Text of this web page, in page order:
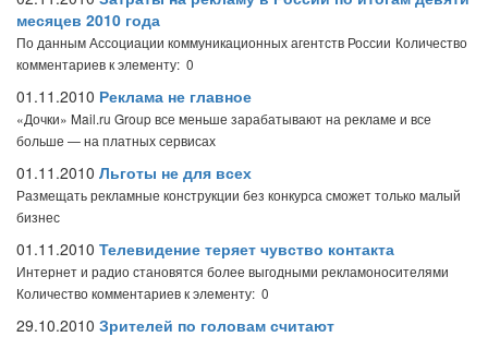
месяцев 2010 года
По данным Ассоциации коммуникационных агентств России Количество
комментариев к элементу: 0
01.11.2010 Реклама не главное
«Дочки» Mail.ru Group все меньше зарабатывают на рекламе и все
больше — на платных сервисах
01.11.2010 Льготы не для всех
Размещать рекламные конструкции без конкурса сможет только малый
бизнес
01.11.2010 Телевидение теряет чувство контакта
Интернет и радио становятся более выгодными рекламоносителями
Количество комментариев к элементу: 0
29.10.2010 Зрителей по головам считают